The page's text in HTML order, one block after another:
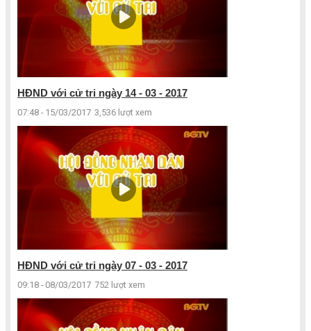
HĐND với cử tri ngày 14 - 03 - 2017
07:48 - 15/03/2017 3,536 lượt xem
HĐND với cử tri ngày 07 - 03 - 2017
09:18 - 08/03/2017 752 lượt xem